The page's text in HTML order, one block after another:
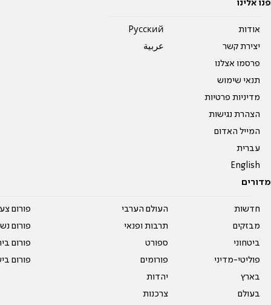
פנו אלינו
אודות
יצירת קשר
פרסמו אצלנו
תנאי שימוש
מדיניות פרטיות
הצהרת נגישות
המייל האדום
עברית
English
Pусский
عربية
מדורים
חדשות
מבזקים
ביטחוני
פוליטי-מדיני
בארץ
בעולם
העולם הערבי
תרבות ופנאי
ספורט
פורומים
יהדות
צרכנות
פורום
פורום
פורום
פורום